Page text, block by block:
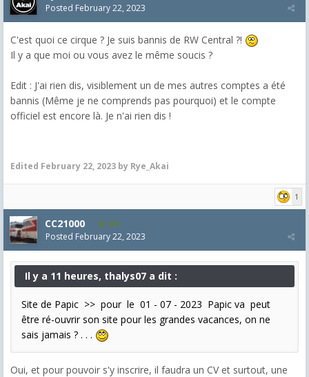
Posted February 22, 2023
C'est quoi ce cirque ? Je suis bannis de RW Central ?!
Il y a que moi ou vous avez le même soucis ?
Edit : J'ai rien dis, visiblement un de mes autres comptes a été
bannis (Même je ne comprends pas pourquoi) et le compte
officiel est encore là. Je n'ai rien dis !
Edited February 22, 2023 by Rye_Akai
1
CC21000 608
Posted February 22, 2023
Il y a 11 heures, thalys07 a dit :
Site de Papic >> pour le 01 - 07 - 2023 Papic va peut
être ré-ouvrir son site pour les grandes vacances, on ne
sais jamais ? . . .
Oui, et pour pouvoir s'y inscrire, il faudra un CV et surtout, une